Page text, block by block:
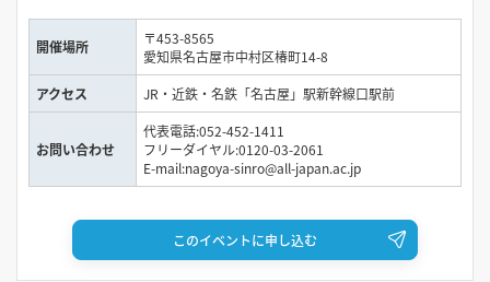
10:00～16:00
開催場所
〒453-8565
愛知県名古屋市中村区椿町14-8
アクセス
JR・近鉄・名鉄「名古屋」駅新幹線口駅前
お問い合わせ
代表電話:052-452-1411
フリーダイヤル:0120-03-2061
E-mail:nagoya-sinro@all-japan.ac.jp
このイベントに申し込む